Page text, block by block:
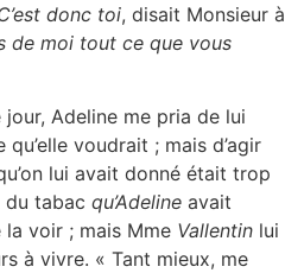
donc toi, disait Monsieur à
de moi tout ce que vous
Adeline me pria de lui
voudrait ; mais d’agir
lui avait donné était trop
du tabac qu’Adeline avait
la voir ; mais Mme Vallentin lui
à vivre. « Tant mieux, me